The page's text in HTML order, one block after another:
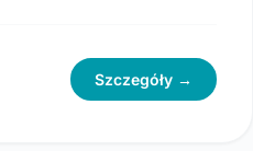
Szczegóły →